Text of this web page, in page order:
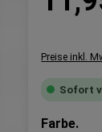
Preise inkl.
Sofort
Farbe.